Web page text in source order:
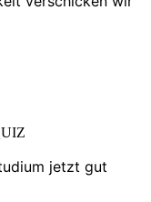
jetzt gut